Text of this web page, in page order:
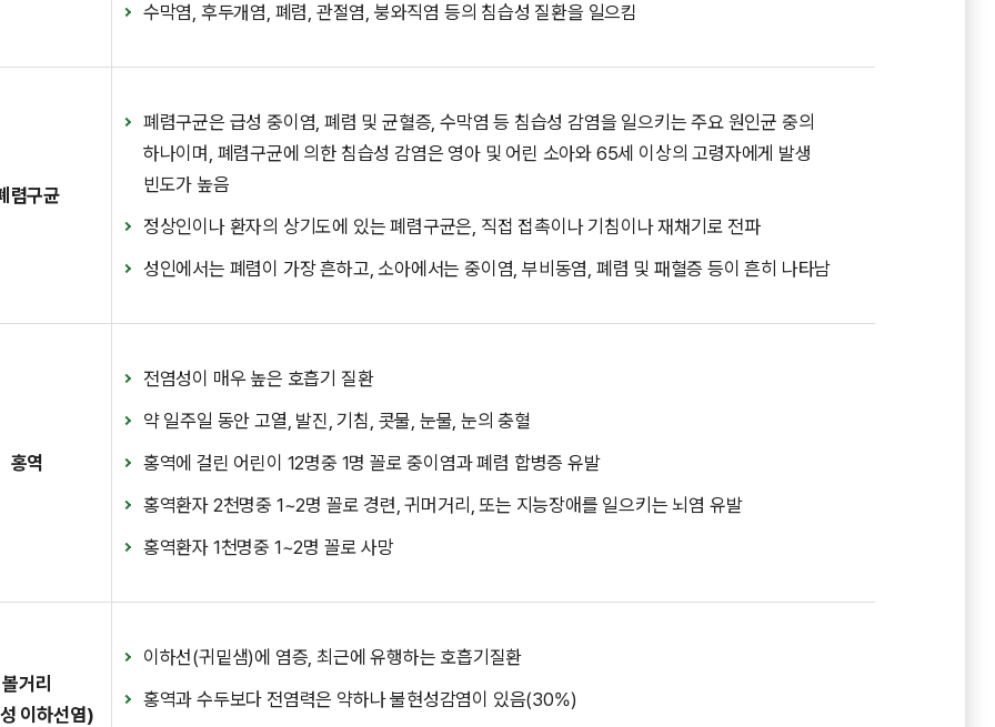
수막염, 후두개염, 폐렴, 관절염, 붕와직염 등의 침습성 질환을 일으킴
렴구균
폐렴구균은 급성 중이염, 폐렴 및 균혈증, 수막염 등 침습성 감염을 일으키는 주요 원인균 중의
하나이며, 폐렴구균에 의한 침습성 감염은 영아 및 어린 소아와 65세 이상의 고령자에게 발생
빈도가 높음
정상인이나 환자의 상기도에 있는 폐렴구균은, 직접 접촉이나 기침이나 재채기로 전파
성인에서는 폐렴이 가장 흔하고, 소아에서는 중이염, 부비동염, 폐렴 및 패혈증 등이 흔히 나타남
홍역
전염성이 매우 높은 호흡기 질환
약 일주일 동안 고열, 발진, 기침, 콧물, 눈물, 눈의 충혈
홍역에 걸린 어린이 12명중 1명 꼴로 중이염과 폐렴 합병증 유발
홍역환자 2천명중 1~2명 꼴로 경련, 귀머거리, 또는 지능장애를 일으키는 뇌염 유발
홍역환자 1천명중 1~2명 꼴로 사망
볼거리
이하선염)
이하선(귀밑샘)에 염증, 최근에 유행하는 호흡기질환
홍역과 수두보다 전염력은 약하나 불현성감염이 있음(30%)